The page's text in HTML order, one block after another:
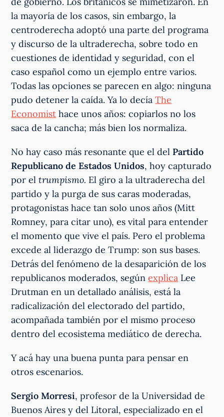
la mayoría de los casos, sin embargo, la
centroderecha adoptó una parte del programa
y discurso de la ultraderecha, sobre todo en
cuestiones de identidad y seguridad, con el
caso español como un ejemplo entre varios.
Todas las opciones se parecen en algo: ninguna
pudo detener la caída. Ya lo decíaThe
Economist hace unos años: copiarlos no los
saca de la cancha; más bien los normaliza.
No hay caso más resonante que el del Partido
Republicano de Estados Unidos, hoy capturado
por eltrumpismo. El giro a la ultraderecha del
partido y la purga de sus caras moderadas,
protagonistas hace tan solo unos años (Mitt
Romney, para citar uno), es vital para entender
el momento que vive el país. Pero el problema
excede al liderazgo de Trump: son sus bases.
Detrás del fenómeno de la desaparición de los
republicanos moderados, segúnexplica Lee
Drutman en un detallado análisis, está la
radicalización del electorado del partido,
acompañada también por el mismo proceso
dentro del ecosistema mediático de derecha.
Y acá hay una buena punta para pensar en
otros escenarios.
Sergio Morresi, profesor de la Universidad de
Buenos Aires y del Litoral, especializado en el